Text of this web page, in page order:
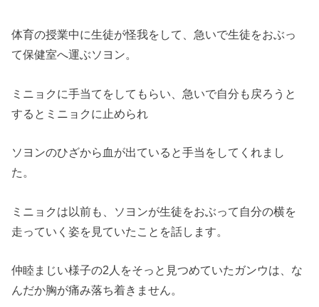
体育の授業中に生徒が怪我をして、急いで生徒をおぶっ
て保健室へ運ぶソヨン。
ミニョクに手当てをしてもらい、急いで自分も戻ろうと
するとミニョクに止められ
ソヨンのひざから血が出ていると手当をしてくれまし
た。
ミニョクは以前も、ソヨンが生徒をおぶって自分の横を
走っていく姿を見ていたことを話します。
仲睦まじい様子の2人をそっと見つめていたガンウは、な
んだか胸が痛み落ち着きません。